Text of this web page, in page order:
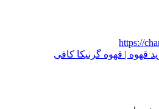
https://
قهوه | قهوه گرنیکا کافی